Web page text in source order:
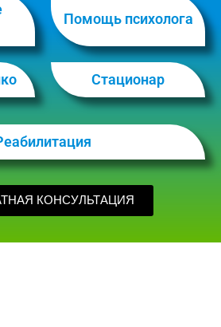
Помощь психолога
Стационар
КОНСУЛЬТАЦИЯ